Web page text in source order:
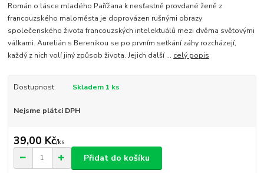
Román o lásce mladého Pařížana k nesťastně provdané ženě z
francouzského maloměsta je doprovázen rušnými obrazy
společenského života francouzských intelektuálů mezi dvěma světovými
válkami. Aurelián s Berenikou se po prvním setkání záhy rozcházejí,
každý z nich volí jiný způsob života. Jejich další ... celý popis
Dostupnost Skladem 1 ks
Nejsme plátci DPH
39,00 Kč/ks
Přidat do košíku